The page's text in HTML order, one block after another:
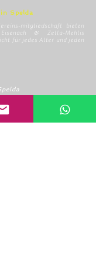
Spelda
mitgliedschaft bieten
& Zella-Mehlis
für jedes Alter und jeden